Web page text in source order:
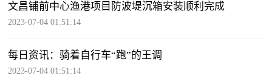
文昌铺前中心渔港项目防波堤沉箱安装顺利完成
2023-07-04 01:51:14
每日资讯：骑着自行车“跑”的王调
2023-07-04 01:51:14